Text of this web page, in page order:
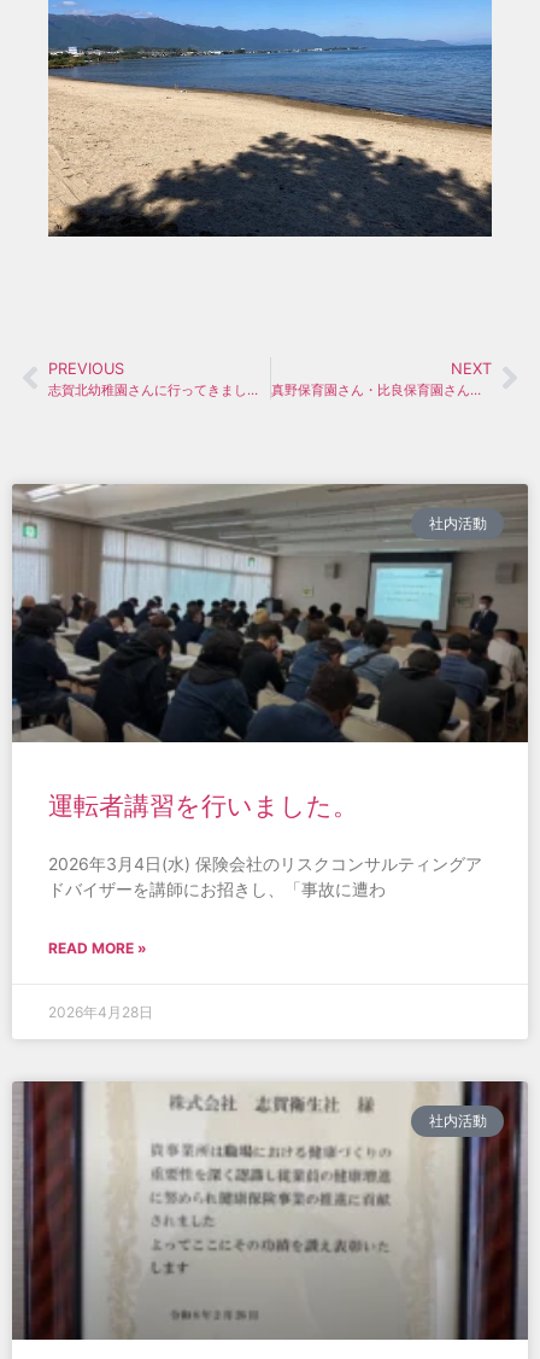
PREVIOUS
志賀北幼稚園さんに行ってきました。
NEXT
真野保育園さん・比良保育園さんに行ってきました。
社内活動
運転者講習を行いました。
2026年3月4日(水) 保険会社のリスクコンサルティングア
ドバイザーを講師にお招きし、「事故に遭わ
READ MORE »
2026年4月28日
社内活動